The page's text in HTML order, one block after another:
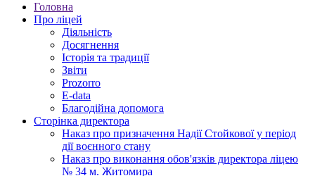
Головна
Про ліцей
Діяльність
Досягнення
Історія та традиції
Звіти
Prozorro
E-data
Благодійна допомога
Сторінка директора
Наказ про призначення Надії Стойкової у період
дії воєнного стану
Наказ про виконання обов'язків директора ліцею
№ 34 м. Житомира